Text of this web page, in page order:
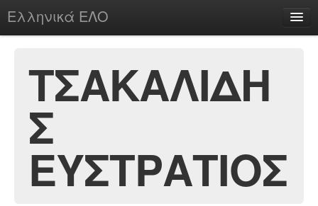
Ελληνικά ΕΛΟ
chesstu.be @ discord
Login
ΤΣΑΚΑΛΙΔΗ
Σ
ΕΥΣΤΡΑΤΙΟΣ